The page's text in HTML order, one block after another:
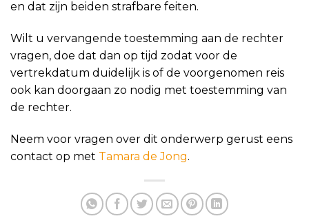
en dat zijn beiden strafbare feiten.
Wilt u vervangende toestemming aan de rechter
vragen, doe dat dan op tijd zodat voor de
vertrekdatum duidelijk is of de voorgenomen reis
ook kan doorgaan zo nodig met toestemming van
de rechter.
Neem voor vragen over dit onderwerp gerust eens
contact op met Tamara de Jong.